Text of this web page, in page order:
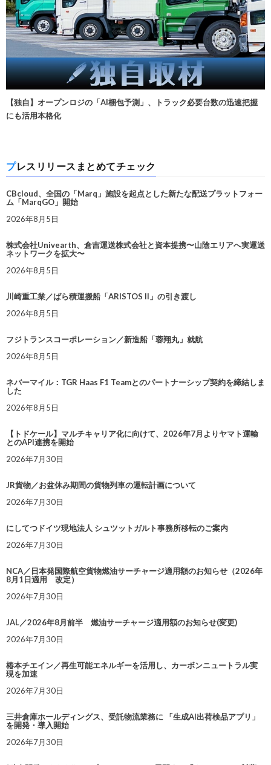
【独自】オープンロジの「AI梱包予測」、トラック必要台数の迅速把握
にも活用本格化
プレスリリースまとめてチェック
CBcloud、全国の「Marq」施設を起点とした新たな配送プラットフォー
ム「MarqGO」開始
2026年8月5日
株式会社Univearth、倉吉運送株式会社と資本提携〜山陰エリアへ実運送
ネットワークを拡大〜
2026年8月5日
川崎重工業／ばら積運搬船「ARISTOS II」の引き渡し
2026年8月5日
フジトランスコーポレーション／新造船「蓉翔丸」就航
2026年8月5日
ネバーマイル：TGR Haas F1 Teamとのパートナーシップ契約を締結しま
した
2026年8月5日
【トドケール】マルチキャリア化に向けて、2026年7月よりヤマト運輸
とのAPI連携を開始
2026年7月30日
JR貨物／お盆休み期間の貨物列車の運転計画について
2026年7月30日
にしてつドイツ現地法人 シュツットガルト事務所移転のご案内
2026年7月30日
NCA／日本発国際航空貨物燃油サーチャージ適用額のお知らせ（2026年
8月1日適用 改定）
2026年7月30日
JAL／2026年8月前半 燃油サーチャージ適用額のお知らせ(変更)
2026年7月30日
椿本チエイン／再生可能エネルギーを活用し、カーボンニュートラル実
現を加速
2026年7月30日
三井倉庫ホールディングス、受託物流業務に 「生成AI出荷検品アプリ」
を開発・導入開始
2026年7月30日